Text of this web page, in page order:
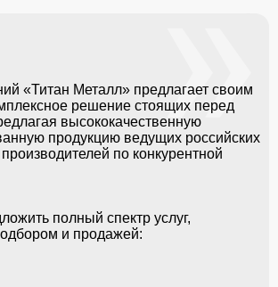
«Титан Металл» предлагает своим
решение стоящих перед
высококачественную
продукцию ведущих российских
по конкурентной
полный спектр услуг,
и продажей: